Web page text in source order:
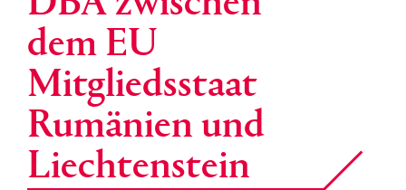
dem EU
Mitgliedsstaat
Rumänien und
Liechtenstein